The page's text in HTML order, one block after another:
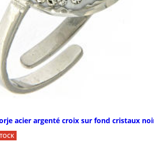
acier argenté croix sur fond cristaux